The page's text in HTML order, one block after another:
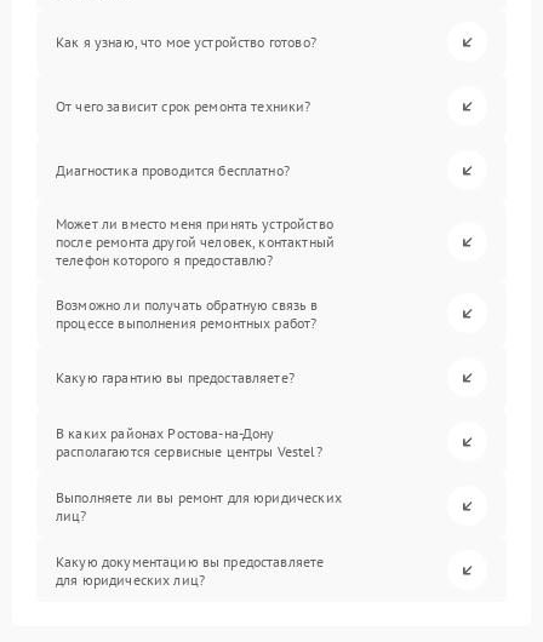
Как я узнаю, что мое устройство готово?
От чего зависит срок ремонта техники?
Диагностика проводится бесплатно?
Может ли вместо меня принять устройство
после ремонта другой человек, контактный
телефон которого я предоставлю?
Возможно ли получать обратную связь в
процессе выполнения ремонтных работ?
Какую гарантию вы предоставляете?
В каких районах Ростова-на-Дону
располагаются сервисные центры Vestel?
Выполняете ли вы ремонт для юридических
лиц?
Какую документацию вы предоставляете
для юридических лиц?